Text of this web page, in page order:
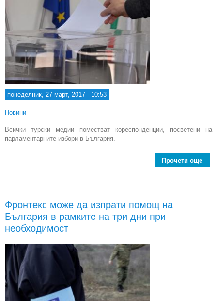
понеделник, 27 март, 2017 - 10:53
Новини
Всички турски медии поместват кореспонденции, посветени на
парламентарните избори в България.
Прочети още
Фронтекс може да изпрати помощ на
България в рамките на три дни при
необходимост